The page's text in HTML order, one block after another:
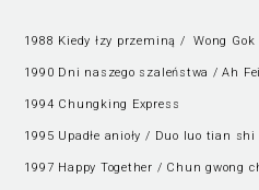
1988 Kiedy łzy przeminą / Wong
1990 Dni naszego szaleństwa / Ah
1994 Chungking Express
1995 Upadłe anioły / Duo luo tian
1997 Happy Together / Chun gwong